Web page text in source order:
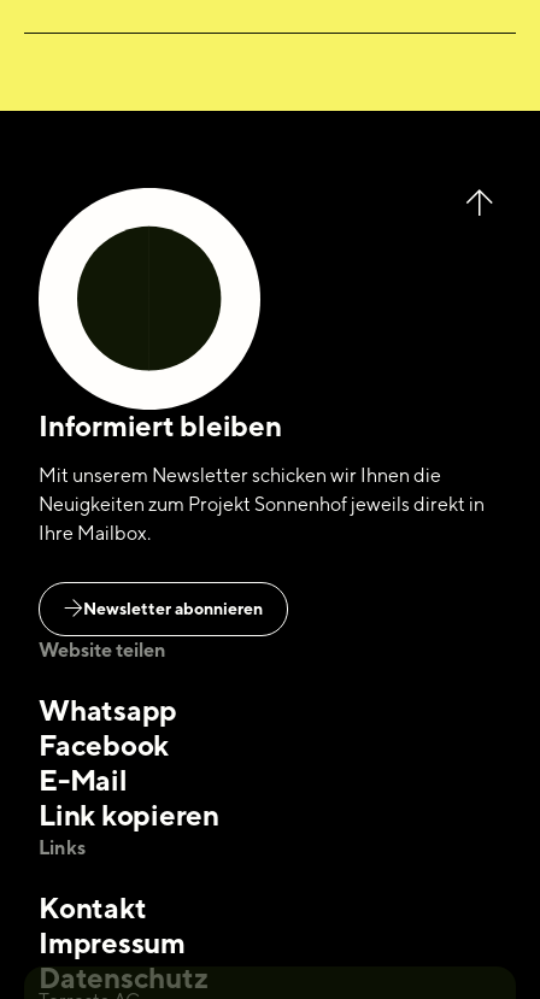
Informiert bleiben
Mit unserem Newsletter schicken wir Ihnen die
Neuigkeiten zum Projekt Sonnenhof jeweils direkt in
Ihre Mailbox.
Newsletter abonnieren
Website teilen
Whatsapp
Facebook
E-Mail
Link kopieren
Links
Kontakt
Impressum
Datenschutz